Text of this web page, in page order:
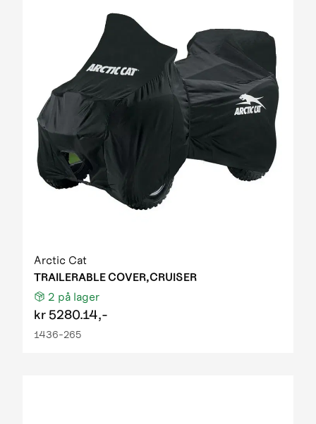
Arctic Cat
TRAILERABLE COVER,CRUISER
2 på lager
kr 5280.14,-
1436-265